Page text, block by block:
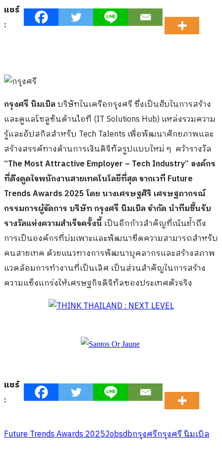
แชร์
:
กรุงศรี นิมเบิลบริษัทในเครือกรุงศรี ซึ่งเป็นฮับในการสร้าง
และดูแลโซลูชันด้านไอที (IT Solutions Hub) แหล่งรวมความ
รู้และอัปสกิลสำหรับ Tech Talents เพื่อพัฒนาศักยภาพและ
สร้างสรรค์ทางด้านการเงินดิจิทัลรูปแบบใหม่ ๆ คว้ารางวัล
“The Most Attractive Employer – Tech Industry” องค์กร
ที่ดึงดูดใจพนักงานสายเทคโนโลยีที่สุดจากเวที Future
Trends Awards 2025 โดย นางเศรษฐศิริ เศรษฐภากรณ์
กรรมการผู้จัดการ บริษัท กรุงศรี นิมเบิล จำกัด นำทีมขึ้นรับ
รางวัลแห่งความสำเร็จครั้งนี้ เป็นอีกก้าวสำคัญที่เน้นย้ำถึง
การเป็นองค์กรที่บ่มเพาะและพัฒนาขีดความสามารถสำหรับ
คนสายเทค ด้วยแนวทางการพัฒนาบุคลากรและสร้างสภาพ
แวดล้อมการทำงานที่เป็นเลิศ เป็นส่วนสำคัญในการสร้าง
ความแข็งแกร่งให้เศรษฐกิจดิจิทัลของประเทศตัวจริง
แชร์
:
Future Trends Awards 2025Jobsdbกรุงศรีกรุงศรี นิมเบิล